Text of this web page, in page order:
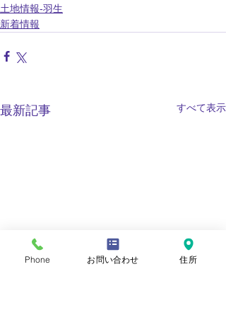
土地情報‐羽生
新着情報
最新記事 すべて表示
Phone お問い合わせ 住所